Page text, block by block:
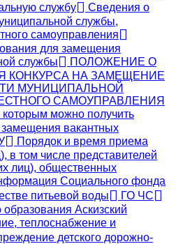
службу
Сведения о
службы,
самоуправления
для замещения
службы
ПОЛОЖЕНИЕ О
КОНКУРСА НА ЗАМЕЩЕНИЕ
МУНИЦИПАЛЬНОЙ
САМОУПРАВЛЕНИЯ
можно получить
вакантных
Порядок и время приема
в том числе представителей
лиц), общественных
Социального фонда
питьевой воды
ГО ЧС
Аскизский
теплоснабжение и
детского дорожно-